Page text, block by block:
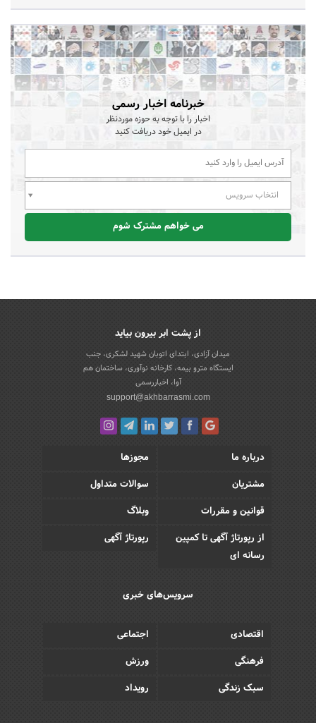
خبرنامه اخبار رسمی
اخبار را با توجه به حوزه موردنظر
در ایمیل خود دریافت کنید
انتخاب سرویس
می خواهم مشترک شوم
از پشت ابر بیرون بیاید
میدان آزادی، ابتدای اتوبان شهید لشکری، جنب
ایستگاه مترو بیمه، کارخانه نوآوری، ساختمان هم
آوا، اخباررسمی
support@akhbarrasmi.com
درباره ما
مجوزها
مشتریان
سوالات متداول
قوانین و مقررات
وبلاگ
از رپورتاژ آگهی تا کمپین
رسانه ای
رپورتاژ آگهی
سرویس‌های خبری
اقتصادی
اجتماعی
فرهنگی
ورزش
سبک زندگی
رویداد